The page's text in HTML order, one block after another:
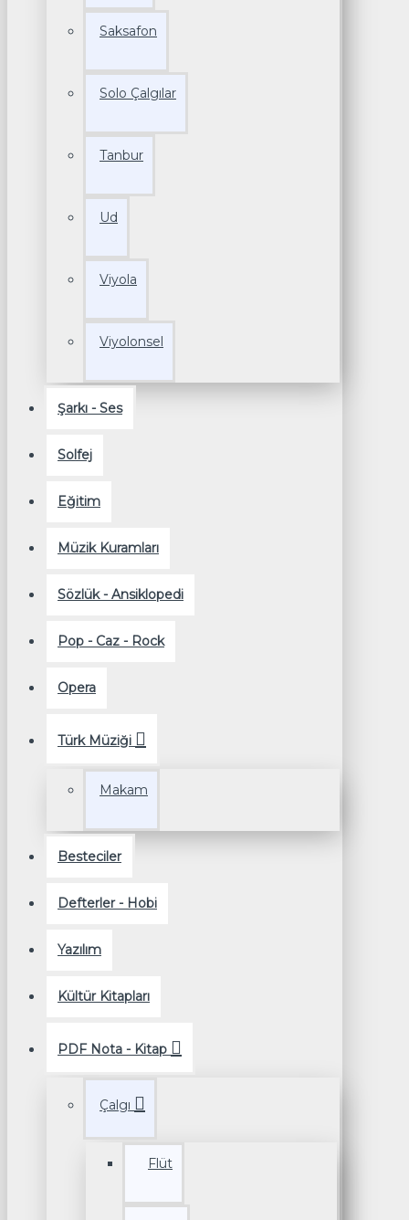
Saksafon
Solo Çalgılar
Tanbur
Ud
Viyola
Viyolonsel
Şarkı - Ses
Solfej
Eğitim
Müzik Kuramları
Sözlük - Ansiklopedi
Pop - Caz - Rock
Opera
Türk Müziği
Makam
Besteciler
Defterler - Hobi
Yazılım
Kültür Kitapları
PDF Nota - Kitap
Çalgı
Flüt